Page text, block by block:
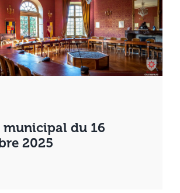
municipal du 16
2025